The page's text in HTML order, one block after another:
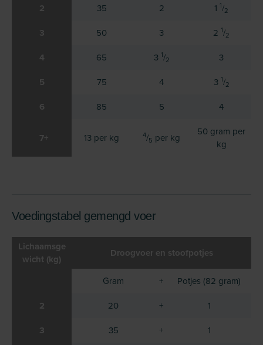
2 35 2 1 1/2
3 50 3 2 1/2
4 65 3 1/2 3
5 75 4 3 1/2
6 85 5 4
7+ 13 per kg 4/5 per kg
50 gram per
kg
Voedingstabel gemengd voer
Lichaamsge
wicht (kg)
Droogvoer en stoofpotjes
Gram + Potjes (82 gram)
2 20 + 1
3 35 + 1